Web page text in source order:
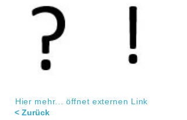
Hier mehr... öffnet externen Link
< Zurück